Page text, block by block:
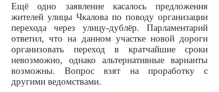
Ещё одно заявление касалось предложения
жителей улицы Чкалова по поводу организации
перехода через улицу-дублёр. Парламентарий
ответил, что на данном участке новой дороги
организовать переход в кратчайшие сроки
невозможно, однако альтернативные варианты
возможны. Вопрос взят на проработку с
другими ведомствами.